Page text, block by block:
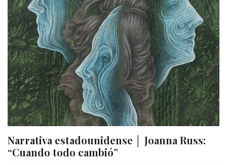
Narrativa estadounidense │ Joanna Russ:
“Cuando todo cambió”